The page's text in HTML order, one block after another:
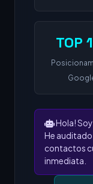
TOP
Hola! Soy
He auditado
contactos
inmediata.